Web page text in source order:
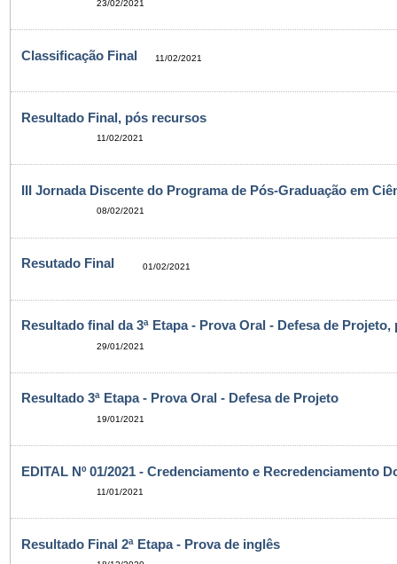
23/02/2021
Classificação Final 11/02/2021
Resultado Final, pós recursos
11/02/2021
III Jornada Discente do Programa de Pós-Graduação em
08/02/2021
Resutado Final 01/02/2021
Resultado final da 3ª Etapa - Prova Oral - Defesa de
29/01/2021
Resultado 3ª Etapa - Prova Oral - Defesa de Projeto
19/01/2021
EDITAL Nº 01/2021 - Credenciamento e Recredenciamento
11/01/2021
Resultado Final 2ª Etapa - Prova de inglês